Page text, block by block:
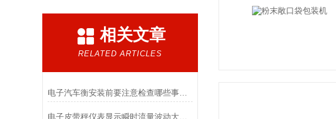
相关文章
RELATED ARTICLES
电子汽车衡安装前要注意检查哪些事项？